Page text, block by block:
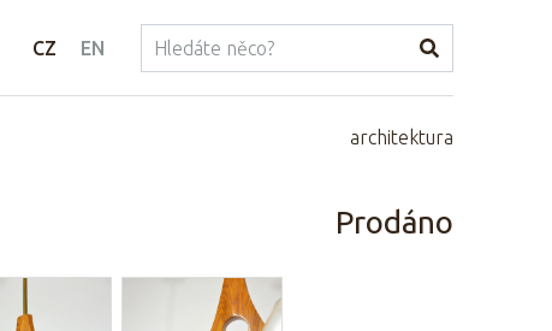
CZ EN
architektura
Prodáno